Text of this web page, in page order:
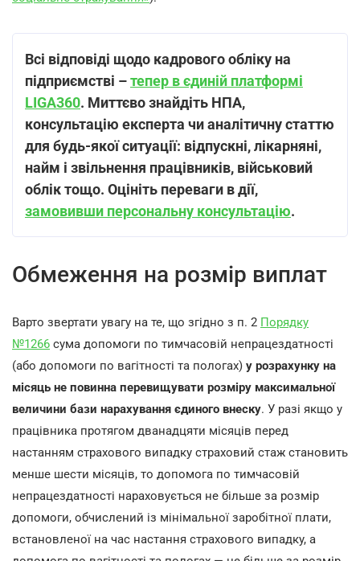
Всі відповіді щодо кадрового обліку на
підприємстві –тепер в єдиній платформі
LIGA360. Миттєво знайдіть НПА,
консультацію експерта чи аналітичну статтю
для будь-якої ситуації: відпускні, лікарняні,
найм і звільнення працівників, військовий
облік тощо. Оцініть переваги в дії,
замовивши персональну консультацію.
Обмеження на розмір виплат
Варто звертати увагу на те, що згідно з п. 2 Порядку
№1266 сума допомоги по тимчасовій непрацездатності
(або допомоги по вагітності та пологах) у розрахунку на
місяць не повинна перевищувати розміру максимальної
величини бази нарахування єдиного внеску. У разі якщо у
працівника протягом дванадцяти місяців перед
настанням страхового випадку страховий стаж становить
менше шести місяців, то допомога по тимчасовій
непрацездатності нараховується не більше за розмір
допомоги, обчислений із мінімальної заробітної плати,
встановленої на час настання страхового випадку, а